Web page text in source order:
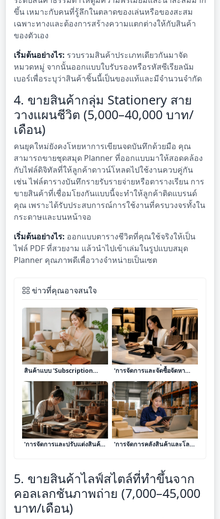
ขึ้น เหมาะกับคนที่รู้ลึกในตลาดของเล่นหรือของสะสม
เฉพาะทางและต้องการสร้างความแตกต่างให้กับสินค้า
ของตัวเอง
เริ่มต้นอย่างไร: รวบรวมสินค้าประเภทเดียวกันมาจัด
หมวดหมู่ จากนั้นออกแบบใบรับรองหรือรหัสซีเรียลนัม
เบอร์เพื่อระบุว่าสินค้าชิ้นนี้เป็นของแท้และมีจำนวนจำกัด
4. ขายสินค้ากลุ่ม Stationery สาย
วางแผนชีวิต (5,000–40,000 บาท/
เดือน)
คนยุคใหม่ยังคงโหยหาการเขียนจดบันทึกด้วยมือ คุณ
สามารถขายชุดสมุด Planner ที่ออกแบบมาให้สอดคล้อง
กับไฟล์ดิจิทัลที่ให้ลูกค้าดาวน์โหลดไปใช้งานควบคู่กัน
เช่น ไฟล์ตารางบันทึกรายรับรายจ่ายหรือตารางเรียน การ
ขายสินค้าที่เชื่อมโยงกันแบบนี้จะทำให้ลูกค้าติดแบรนด์
คุณ เพราะได้รับประสบการณ์การใช้งานที่ครบวงจรทั้งใน
กระดาษและบนหน้าจอ
เริ่มต้นอย่างไร: ออกแบบตารางชีวิตที่คุณใช้จริงให้เป็น
ไฟล์ PDF ที่สวยงาม แล้วนำไปเข้าเล่มในรูปแบบสมุด
Planner คุณภาพดีเพื่อวางจำหน่ายเป็นเซต
ข่าวที่คุณอาจสนใจ
เจาะลึก 8 โมเดลธุรกิจขาย
สินค้าแบบ 'Subscription
Box' เปลี่ยนความหลงใหลให้
เป็นรายได้ประจำรายเดือน
เจาะลึก 8 โมเดลธุรกิจบริการ
'การจัดการและจัดซื้อจัดหา
แบบเฉพาะตัว (Personal
Sourcing)' เปลี่ยนทักษะการ
ค้นหาให้เป็นรายได้ระดับ
พรีเมียม
เจาะลึก 8 โมเดลธุรกิจบริการ
'การจัดการและปรับแต่งสินค้า
เปลี่ยนงานฝีมือให้เป็นรายได้
พรีเมียม
เจาะลึก 8 โมเดลธุรกิจบริการ
'การจัดการคลังสินค้าและโลจิ
แสน
5. ขายสินค้าไลฟ์สไตล์ที่ทำขึ้นจาก
คอลเลกชันภาพถ่าย (7,000–45,000
บาท/เดือน)